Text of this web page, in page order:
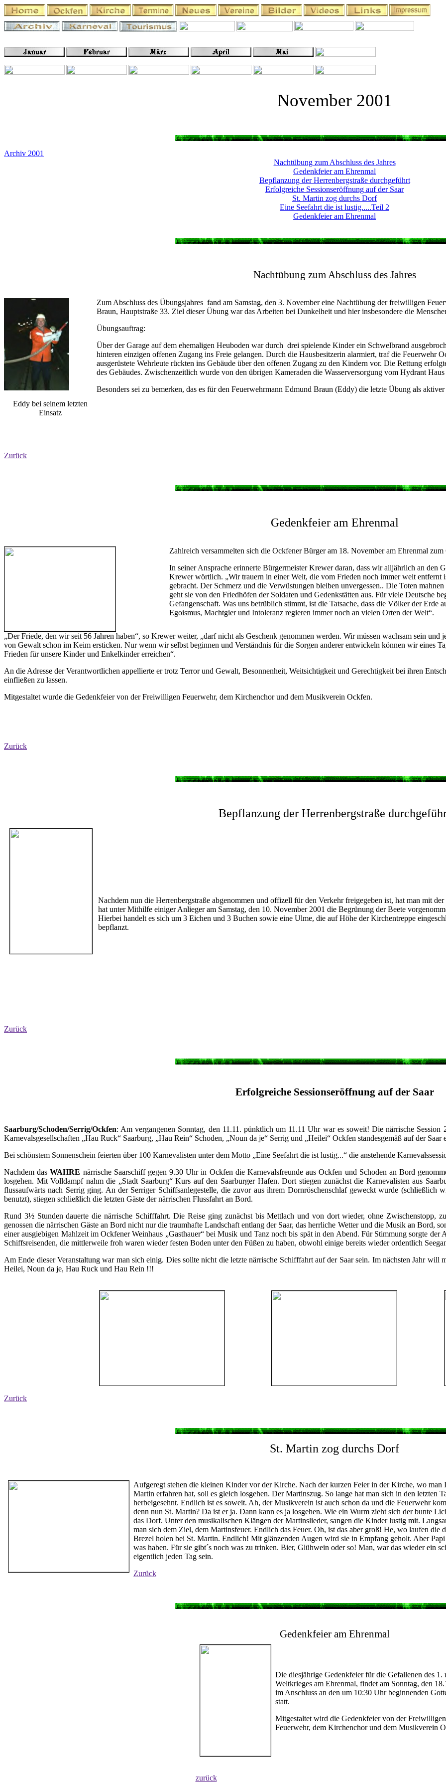
November 2001
Archiv 2001
Nachtübung zum Abschluss des Jahres
Gedenkfeier am Ehrenmal
Bepflanzung der Herrenbergstraße durchgeführt
Erfolgreiche Sessionseröffnung auf der Saar
St. Martin zog durchs Dorf
Eine Seefahrt die ist lustig.....Teil 2
Gedenkfeier am Ehrenmal
Nachtübung zum Abschluss des Jahres
Zum Abschluss des Übungsjahres fand am Samstag, den 3. November eine Nachtübung der freiwilligen
Braun, Hauptstraße 33. Ziel dieser Übung war das Arbeiten bei Dunkelheit und hier insbesondere die
Übungsauftrag:
Über der Garage auf dem ehemaligen Heuboden war durch drei spielende Kinder ein Schwelbrand
hinteren einzigen offenen Zugang ins Freie gelangen. Durch die Hausbesitzerin alarmiert, traf die Feuerwehr
ausgerüstete Wehrleute rückten ins Gebäude über den offenen Zugang zu den Kindern vor. Die Rettung
des Gebäudes. Zwischenzeitlich wurde von den übrigen Kameraden die Wasserversorgung vom Hydrant Haus
Besonders sei zu bemerken, das es für den Feuerwehrmann Edmund Braun (Eddy) die letzte Übung als
Eddy bei seinem letzten
Einsatz
Zurück
Gedenkfeier am Ehrenmal
Zahlreich versammelten sich die Ockfener Bürger am 18. November am Ehrenmal
In seiner Ansprache erinnerte Bürgermeister Krewer daran, dass wir alljährlich an den
Krewer wörtlich. „Wir trauern in einer Welt, die vom Frieden noch immer weit
gebracht. Der Schmerz und die Verwüstungen bleiben unvergessen.. Die Toten
geht sie von den Friedhöfen der Soldaten und Gedenkstätten aus. Für viele Deutsche
Gefangenschaft. Was uns betrüblich stimmt, ist die Tatsache, dass die Völker der Erde
Egoismus, Machtgier und Intoleranz regieren immer noch an vielen Orten der Welt“.
„Der Friede, den wir seit 56 Jahren haben“, so Krewer weiter, „darf nicht als Geschenk genommen werden. Wir müssen wachsam sein und
von Gewalt schon im Keim ersticken. Nur wenn wir selbst beginnen und Verständnis für die Sorgen anderer entwickeln können wir eines
Frieden für unsere Kinder und Enkelkinder erreichen“.
An die Adresse der Verantwortlichen appellierte er trotz Terror und Gewalt, Besonnenheit, Weitsichtigkeit und Gerechtigkeit bei ihren
einfließen zu lassen.
Mitgestaltet wurde die Gedenkfeier von der Freiwilligen Feuerwehr, dem Kirchenchor und dem Musikverein Ockfen.
Zurück
Bepflanzung der Herrenbergstraße
Nachdem nun die Herrenbergstraße abgenommen und offizell für den Verkehr freigegeben ist, hat man mit
hat unter Mithilfe einiger Anlieger am Samstag, den 10. November 2001 die Begrünung der Beete
Hierbei handelt es sich um 3 Eichen und 3 Buchen sowie eine Ulme, die auf Höhe der Kirchentreppe
bepflanzt.
Zurück
Erfolgreiche Sessionseröffnung auf der Saar
Saarburg/Schoden/Serrig/Ockfen: Am vergangenen Sonntag, den 11.11. pünktlich um 11.11 Uhr war es soweit! Die närrische Session
Karnevalsgesellschaften „Hau Ruck“ Saarburg, „Hau Rein“ Schoden, „Noun da je“ Serrig und „Heilei“ Ockfen standesgemäß auf der Saar
Bei schönstem Sonnenschein feierten über 100 Karnevalisten unter dem Motto „Eine Seefahrt die ist lustig...“ die anstehende
Nachdem dasWAHRE närrische Saarschiff gegen 9.30 Uhr in Ockfen die Karnevalsfreunde aus Ockfen und Schoden an Bord
losgehen. Mit Volldampf nahm die „Stadt Saarburg“ Kurs auf den Saarburger Hafen. Dort stiegen zunächst die Karnevalisten aus
flussaufwärts nach Serrig ging. An der Serriger Schiffsanlegestelle, die zuvor aus ihrem Dornröschenschlaf geweckt wurde (schließlich
benutzt), stiegen schließlich die letzten Gäste der närrischen Flussfahrt an Bord.
Rund 3½ Stunden dauerte die närrische Schifffahrt. Die Reise ging zunächst bis Mettlach und von dort wieder, ohne Zwischenstopp,
genossen die närrischen Gäste an Bord nicht nur die traumhafte Landschaft entlang der Saar, das herrliche Wetter und die Musik an Bord,
einer ausgiebigen Mahlzeit im Ockfener Weinhaus „Gasthauer“ bei Musik und Tanz noch bis spät in den Abend. Für Stimmung sorgte
Schiffsreisenden, die mittlerweile froh waren wieder festen Boden unter den Füßen zu haben, obwohl einige bereits wieder ordentlich
Am Ende dieser Veranstaltung war man sich einig. Dies sollte nicht die letzte närrische Schifffahrt auf der Saar sein. Im nächsten Jahr will
Heilei, Noun da je, Hau Ruck und Hau Rein !!!
Zurück
St. Martin zog durchs Dorf
Aufgeregt stehen die kleinen Kinder vor der Kirche. Nach der kurzen Feier in der Kirche, wo man
Martin erfahren hat, soll es gleich losgehen. Der Martinszug. So lange hat man sich in den letzten
herbeigesehnt. Endlich ist es soweit. Ah, der Musikverein ist auch schon da und die Feuerwehr
denn nun St. Martin? Da ist er ja. Dann kann es ja losgehen. Wie ein Wurm zieht sich der bunte
das Dorf. Unter den musikalischen Klängen der Martinslieder, sangen die Kinder lustig mit.
man sich dem Ziel, dem Martinsfeuer. Endlich das Feuer. Oh, ist das aber groß! He, wo laufen die
Brezel holen bei St. Martin. Endlich! Mit glänzenden Augen wird sie in Empfang geholt. Aber
was haben. Für sie gibt´s noch was zu trinken. Bier, Glühwein oder so! Man, war das wieder ein
eigentlich jeden Tag sein.
Zurück
Gedenkfeier am Ehrenmal
Die diesjährige Gedenkfeier für die Gefallenen des 1.
Weltkrieges am Ehrenmal, findet am Sonntag, den
im Anschluss an den um 10:30 Uhr beginnenden
statt.
Mitgestaltet wird die Gedenkfeier von der Freiwilligen
Feuerwehr, dem Kirchenchor und dem Musikverein
zurück